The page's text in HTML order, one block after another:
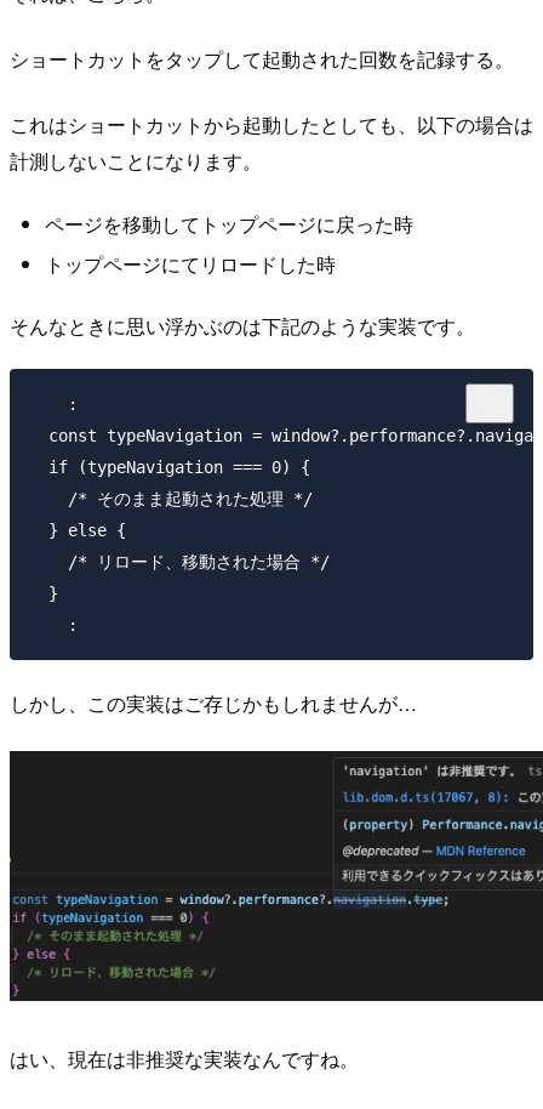
ショートカットをタップして起動された回数を記録する。
これはショートカットから起動したとしても、以下の場合は
計測しないことになります。
ページを移動してトップページに戻った時
トップページにてリロードした時
そんなときに思い浮かぶのは下記のような実装です。
    :
const typeNavigation =
  if (typeNavigation === 0) {
    /* そのまま起動された処理 */
  } else {
    /* リロード、移動された場合 */
  }
しかし、この実装はご存じかもしれませんが…
はい、現在は非推奨な実装なんですね。